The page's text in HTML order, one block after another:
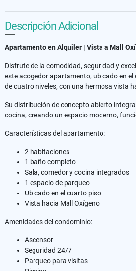
Descripción Adicional
Apartamento en Alquiler | Vista a Mall
Disfrute de la comodidad, seguridad y
este acogedor apartamento, ubicado en
de cuatro niveles, con una hermosa vista
Su distribución de concepto abierto
cocina, creando un espacio moderno,
Características del apartamento:
2 habitaciones
1 baño completo
Sala, comedor y cocina integrados
1 espacio de parqueo
Ubicado en el cuarto piso
Vista hacia Mall Oxígeno
Amenidades del condominio:
Ascensor
Seguridad 24/7
Parqueo para visitas